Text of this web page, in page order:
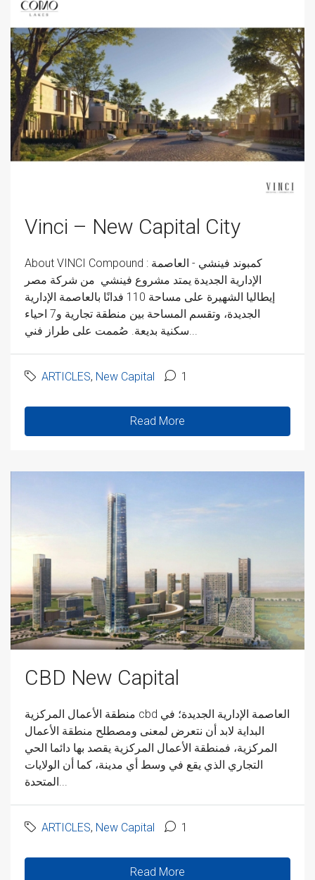
Vinci – New Capital City
About VINCI Compound : كمبوند فينشي - العاصمة
الإدارية الجديدة يمتد مشروع فينشي من شركة مصر
إيطاليا الشهيرة على مساحة 110 فدانًا بالعاصمة الإدارية
الجديدة، وتقسم المساحة بين منطقة تجارية و7 احياء
سكنية بديعة. صُممت على طراز فني...
ARTICLES, New Capital 1
Read More
CBD New Capital
منطقة الأعمال المركزية cbd العاصمة الإدارية الجديدة؛ في
البداية لابد أن نتعرض لمعنى ومصطلح منطقة الأعمال
المركزية، فمنطقة الأعمال المركزية يقصد بها دائما الحي
التجاري الذي يقع في وسط أي مدينة، كما أن الولايات
المتحدة...
ARTICLES, New Capital 1
Read More